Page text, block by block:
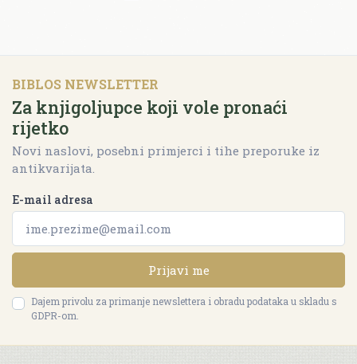
BIBLOS NEWSLETTER
Za knjigoljupce koji vole pronaći
rijetko
Novi naslovi, posebni primjerci i tihe preporuke iz
antikvarijata.
E-mail adresa
Prijavi me
Dajem privolu za primanje newslettera i obradu podataka u skladu s
GDPR-om.